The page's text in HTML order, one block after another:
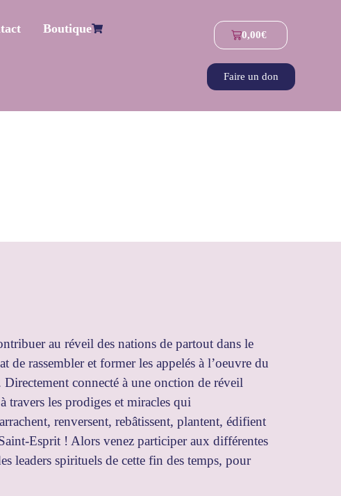
Boutique 0,00€
Faire un don
au réveil des nations de partout dans le
de rassembler et former les appelés à l’oeuvre du
connecté à une onction de réveil
travers les prodiges et miracles qui
renversent, rebâtissent, plantent, édifient
Esprit ! Alors venez participer aux différentes
leaders spirituels de cette fin des temps, pour